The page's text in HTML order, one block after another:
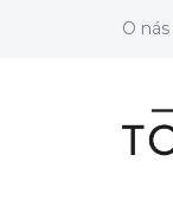
O nás